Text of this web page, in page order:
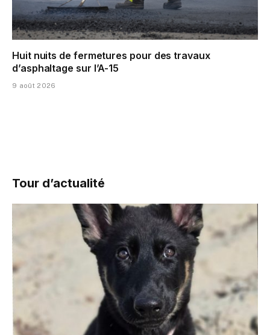
Huit nuits de fermetures pour des travaux
d’asphaltage sur l’A-15
9 août 2026
Tour d’actualité